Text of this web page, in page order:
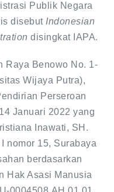
Publik Negara
disebut Indonesian
disingkat IAPA.
Raya Benowo No. 1-
Wijaya Putra),
Perseroan
Januari 2022 yang
Inawati, SH.
nomor 15, Surabaya
berdasarkan
Hak Asasi Manusia